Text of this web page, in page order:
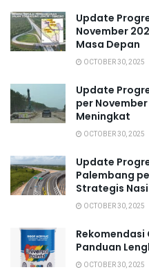
Update
November
Masa Depan
OCTOBER 30, 2025
Update
per
Meningkat
OCTOBER 30, 2025
Update
Palembang
Strategis
OCTOBER 30, 2025
Rekomendasi
Panduan
OCTOBER 30, 2025